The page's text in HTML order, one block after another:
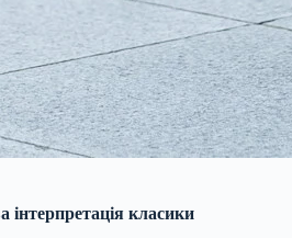
класики